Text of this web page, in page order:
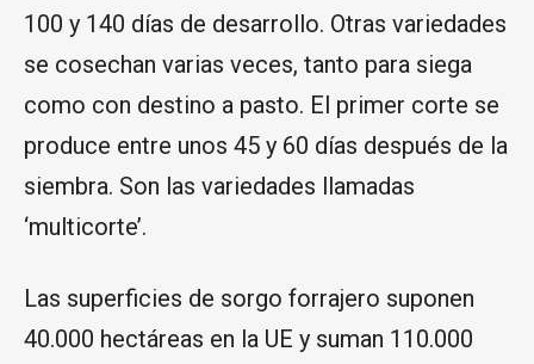
100 y 140 días de desarrollo. Otras variedades
se cosechan varias veces, tanto para siega
como con destino a pasto. El primer corte se
produce entre unos 45 y 60 días después de la
siembra. Son las variedades llamadas
‘multicorte’.
Las superficies de sorgo forrajero suponen
40.000 hectáreas en la UE y suman 110.000